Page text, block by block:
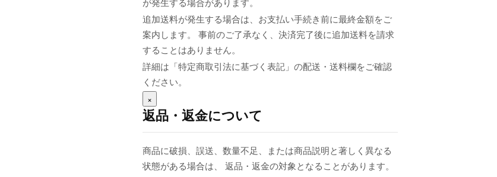
が発生する場合があります。
追加送料が発生する場合は、お支払い手続き前に最終金額をご
案内します。 事前のご了承なく、決済完了後に追加送料を請求
することはありません。
詳細は「特定商取引法に基づく表記」の配送・送料欄をご確認
ください。
×
返品・返金について
商品に破損、誤送、数量不足、または商品説明と著しく異なる
状態がある場合は、 返品・返金の対象となることがあります。